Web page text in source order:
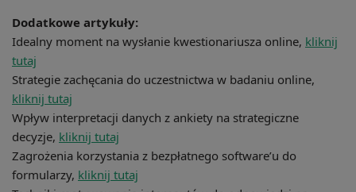
Dodatkowe artykuły:
Idealny moment na wysłanie kwestionariusza online, kliknij
tutaj
Strategie zachęcania do uczestnictwa w badaniu online,
kliknij tutaj
Wpływ interpretacji danych z ankiety na strategiczne
decyzje, kliknij tutaj
Zagrożenia korzystania z bezpłatnego software’u do
formularzy, kliknij tutaj